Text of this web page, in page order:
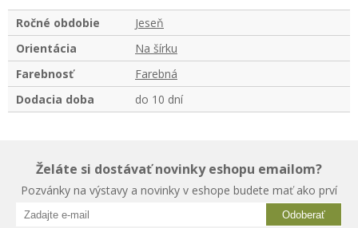
Ročné obdobie
Jeseň
Orientácia
Na šírku
Farebnosť
Farebná
Dodacia doba
do 10 dní
Želáte si dostávať novinky eshopu emailom?
Pozvánky na výstavy a novinky v eshope budete mať ako prví
Odoberať